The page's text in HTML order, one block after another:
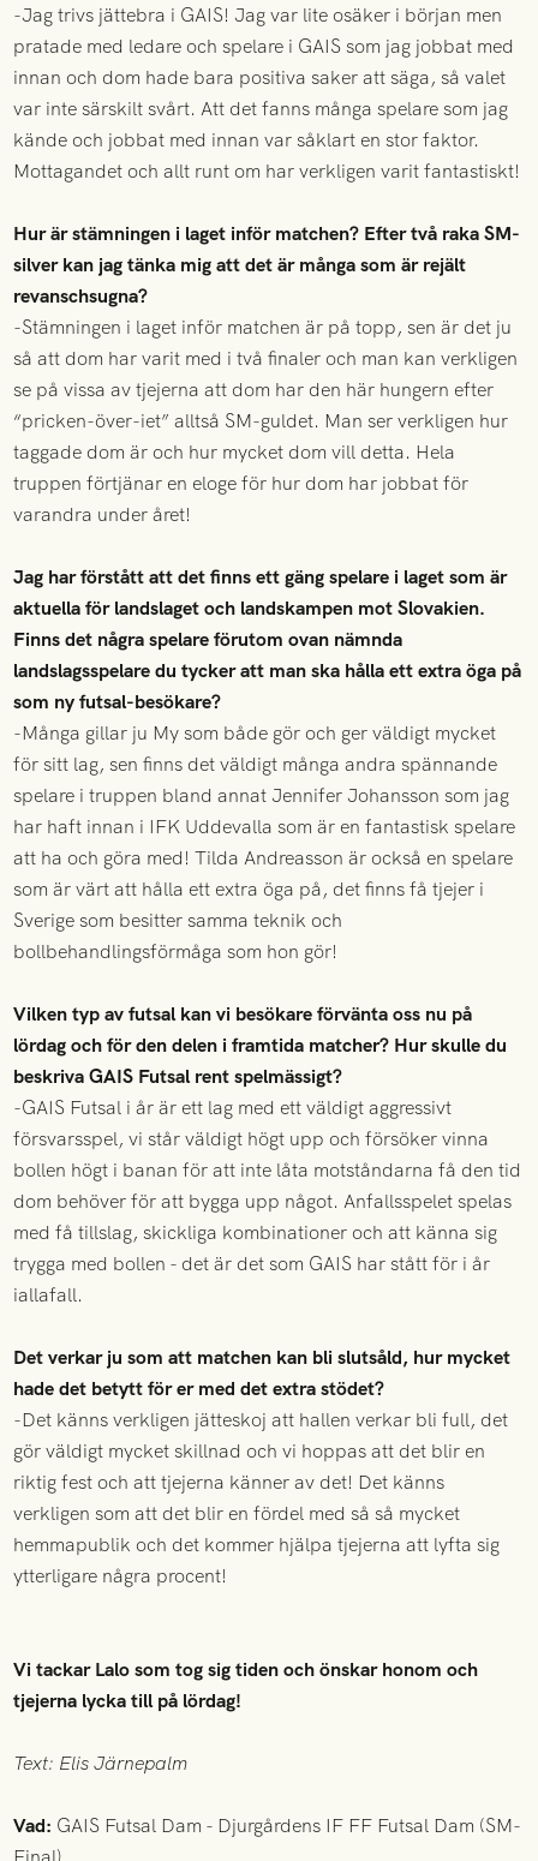
-Jag trivs jättebra i GAIS! Jag var lite osäker i början men
pratade med ledare och spelare i GAIS som jag jobbat med
innan och dom hade bara positiva saker att säga, så valet
var inte särskilt svårt. Att det fanns många spelare som jag
kände och jobbat med innan var såklart en stor faktor.
Mottagandet och allt runt om har verkligen varit fantastiskt!
Hur är stämningen i laget inför matchen? Efter två raka SM-
silver kan jag tänka mig att det är många som är rejält
revanschsugna?
-Stämningen i laget inför matchen är på topp, sen är det ju
så att dom har varit med i två finaler och man kan verkligen
se på vissa av tjejerna att dom har den här hungern efter
“pricken-över-iet” alltså SM-guldet. Man ser verkligen hur
taggade dom är och hur mycket dom vill detta. Hela
truppen förtjänar en eloge för hur dom har jobbat för
varandra under året!
Jag har förstått att det finns ett gäng spelare i laget som är
aktuella för landslaget och landskampen mot Slovakien.
Finns det några spelare förutom ovan nämnda
landslagsspelare du tycker att man ska hålla ett extra öga på
som ny futsal-besökare?
-Många gillar ju My som både gör och ger väldigt mycket
för sitt lag, sen finns det väldigt många andra spännande
spelare i truppen bland annat Jennifer Johansson som jag
har haft innan i IFK Uddevalla som är en fantastisk spelare
att ha och göra med! Tilda Andreasson är också en spelare
som är värt att hålla ett extra öga på, det finns få tjejer i
Sverige som besitter samma teknik och
bollbehandlingsförmåga som hon gör!
Vilken typ av futsal kan vi besökare förvänta oss nu på
lördag och för den delen i framtida matcher? Hur skulle du
beskriva GAIS Futsal rent spelmässigt?
-GAIS Futsal i år är ett lag med ett väldigt aggressivt
försvarsspel, vi står väldigt högt upp och försöker vinna
bollen högt i banan för att inte låta motståndarna få den tid
dom behöver för att bygga upp något. Anfallsspelet spelas
med få tillslag, skickliga kombinationer och att känna sig
trygga med bollen - det är det som GAIS har stått för i år
iallafall.
Det verkar ju som att matchen kan bli slutsåld, hur mycket
hade det betytt för er med det extra stödet?
-Det känns verkligen jätteskoj att hallen verkar bli full, det
gör väldigt mycket skillnad och vi hoppas att det blir en
riktig fest och att tjejerna känner av det! Det känns
verkligen som att det blir en fördel med så så mycket
hemmapublik och det kommer hjälpa tjejerna att lyfta sig
ytterligare några procent!
Vi tackar Lalo som tog sig tiden och önskar honom och
tjejerna lycka till på lördag!
Text: Elis Järnepalm
Vad: GAIS Futsal Dam - Djurgårdens IF FF Futsal Dam (SM-